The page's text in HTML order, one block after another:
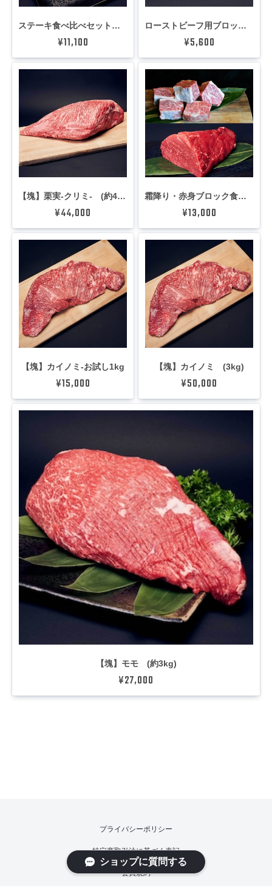
ステーキ食べ比べセット（ロースステーキ・モモステーキ） (400g)
¥11,100
ローストビーフ用ブロック (500g)
¥5,600
【塊】栗実-クリミ- (約4kg)
¥44,000
霜降り・赤身ブロック食べ比べセット (1kg)
¥13,000
【塊】カイノミ-お試し1kg
¥15,000
【塊】カイノミ (3kg)
¥50,000
【塊】モモ (約3kg)
¥27,000
プライバシーポリシー
特定商取引法に基づく表記
会員規約
ショップに質問する